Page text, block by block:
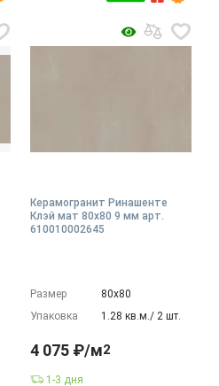
Керамогранит Ринашенте
Клэй мат 80x80 9 мм арт.
610010002645
Размер
80х80
Упаковка
1.28 кв.м./ 2 шт.
4 075 ₽/м2
1-3 дня